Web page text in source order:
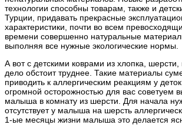
технологии способны товарам, также и
Турции, придавать прекрасные
характеристики, почти во всем
времени совершенно натуральные
выполняя все нужные экологические нормы.
А вот с детскими коврами из хлопка, шерсти,
дело обстоит труднее. Такие материалы
приводить к аллергическим реакциям у
огромной осторожностью для вас советуем
малыша в комнату из шерсти. Для начала
отсутствует у малыша на шерсть
1-ые месяцы жизни малыша это делается